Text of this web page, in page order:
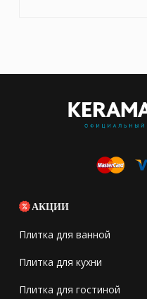
АКЦИИ
Плитка для ванной
Плитка для кухни
Плитка для гостиной